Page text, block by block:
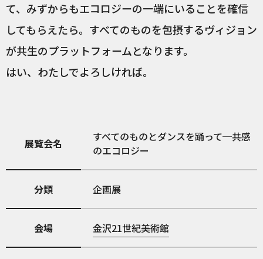
て、みずからもエコロジーの一端にいることを確信
してもらえたら。すべてのものを包摂するヴィジョン
が共生のプラットフォームとなります。
はい、わたしでよろしければ。
展覧会名
すべてのものとダンスを踊って─共感
のエコロジー
分類 企画展
会場 金沢21世紀美術館